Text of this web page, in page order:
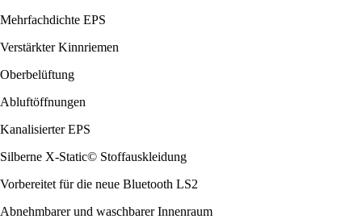
Mehrfachdichte EPS
Verstärkter Kinnriemen
Oberbelüftung
Abluftöffnungen
Kanalisierter EPS
Silberne X-Static© Stoffauskleidung
Vorbereitet für die neue Bluetooth LS2
Abnehmbarer und waschbarer Innenraum